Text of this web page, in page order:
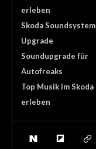
erleben
Skoda Soundsystem
Upgrade
Soundupgrade für
Autofreaks
Top Musik im Skoda
erleben